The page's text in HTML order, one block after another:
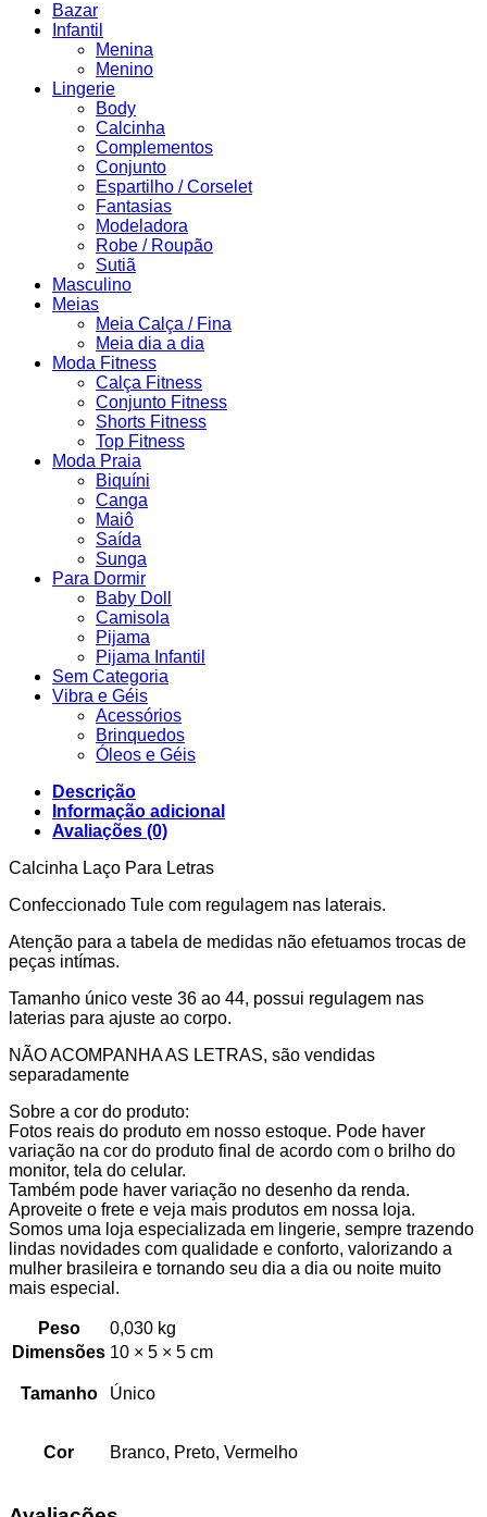
Bazar
Infantil
Menina
Menino
Lingerie
Body
Calcinha
Complementos
Conjunto
Espartilho / Corselet
Fantasias
Modeladora
Robe / Roupão
Sutiã
Masculino
Meias
Meia Calça / Fina
Meia dia a dia
Moda Fitness
Calça Fitness
Conjunto Fitness
Shorts Fitness
Top Fitness
Moda Praia
Biquíni
Canga
Maiô
Saída
Sunga
Para Dormir
Baby Doll
Camisola
Pijama
Pijama Infantil
Sem Categoria
Vibra e Géis
Acessórios
Brinquedos
Óleos e Géis
Descrição
Informação adicional
Avaliações (0)
Calcinha Laço Para Letras
Confeccionado Tule com regulagem nas laterais.
Atenção para a tabela de medidas não efetuamos trocas de
peças intímas.
Tamanho único veste 36 ao 44, possui regulagem nas
laterias para ajuste ao corpo.
NÃO ACOMPANHA AS LETRAS, são vendidas
separadamente
Sobre a cor do produto:
Fotos reais do produto em nosso estoque. Pode haver
variação na cor do produto final de acordo com o brilho do
monitor, tela do celular.
Também pode haver variação no desenho da renda.
Aproveite o frete e veja mais produtos em nossa loja.
Somos uma loja especializada em lingerie, sempre trazendo
lindas novidades com qualidade e conforto, valorizando a
mulher brasileira e tornando seu dia a dia ou noite muito
mais especial.
Peso
0,030 kg
Dimensões 10 × 5 × 5 cm
Tamanho Único
Cor Branco, Preto, Vermelho